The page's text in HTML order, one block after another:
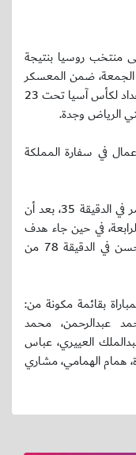
تحت 23 عامًا على منتخب روسيا بنتيجة
الجمعة، ضمن المعسكر
الإعدادي في روسيا والمقام ضمن برنامج الإعداد لكأس آسيا تحت 23
في سفارة المملكة
وسجل هدف "الأخضر" اللاعب مشاري النمر في الدقيقة 35، بعد أن
في حين جاء هدف
تعزيز النتيجة عن طريق اللاعب عباس الحسن في الدقيقة 78 من
بقائمة مكونة من:
عبدالرحمن، محمد
العييري، عباس
همام الهمامي، مشاري